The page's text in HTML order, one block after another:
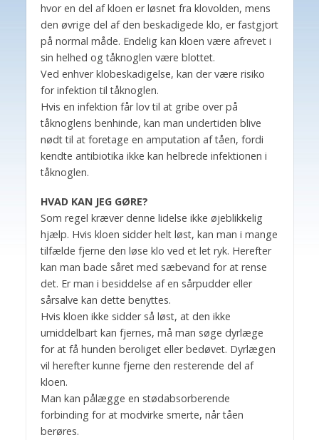
hvor en del af kloen er løsnet fra klovolden, mens
den øvrige del af den beskadigede klo, er fastgjort
på normal måde. Endelig kan kloen være afrevet i
sin helhed og tåknoglen være blottet.
Ved enhver klobeskadigelse, kan der være risiko
for infektion til tåknoglen.
Hvis en infektion får lov til at gribe over på
tåknoglens benhinde, kan man undertiden blive
nødt til at foretage en amputation af tåen, fordi
kendte antibiotika ikke kan helbrede infektionen i
tåknoglen.
HVAD KAN JEG GØRE?
Som regel kræver denne lidelse ikke øjeblikkelig
hjælp. Hvis kloen sidder helt løst, kan man i mange
tilfælde fjerne den løse klo ved et let ryk. Herefter
kan man bade såret med sæbevand for at rense
det. Er man i besiddelse af en sårpudder eller
sårsalve kan dette benyttes.
Hvis kloen ikke sidder så løst, at den ikke
umiddelbart kan fjernes, må man søge dyrlæge
for at få hunden beroliget eller bedøvet. Dyrlægen
vil herefter kunne fjerne den resterende del af
kloen.
Man kan pålægge en stødabsorberende
forbinding for at modvirke smerte, når tåen
berøres.